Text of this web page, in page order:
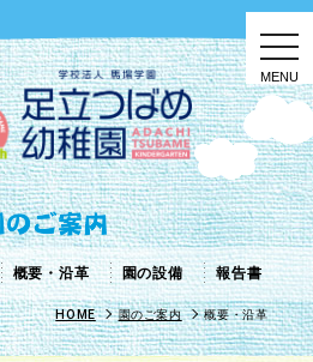
概要・沿革 園の設備 報告書
HOME 園のご案内 概要・沿革